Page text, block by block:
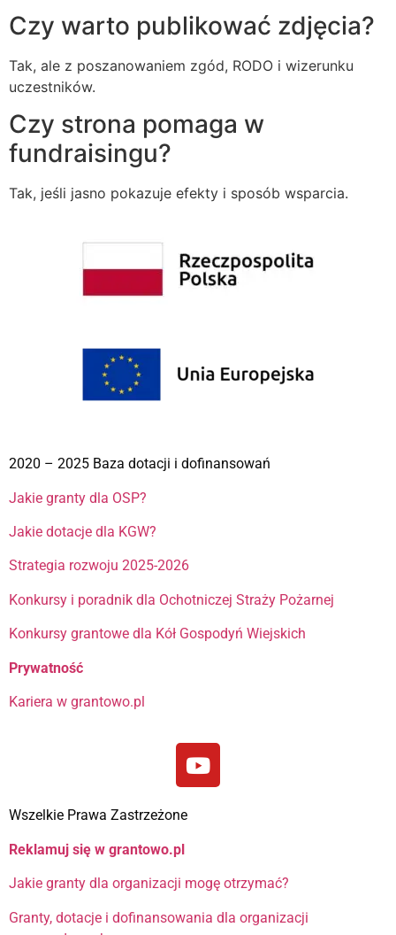
Czy warto publikować zdjęcia?
Tak, ale z poszanowaniem zgód, RODO i wizerunku
uczestników.
Czy strona pomaga w
fundraisingu?
Tak, jeśli jasno pokazuje efekty i sposób wsparcia.
2020 – 2025 Baza dotacji i dofinansowań
Jakie granty dla OSP?
Jakie dotacje dla KGW?
Strategia rozwoju 2025-2026
Konkursy i poradnik dla Ochotniczej Straży Pożarnej
Konkursy grantowe dla Kół Gospodyń Wiejskich
Prywatność
Kariera w grantowo.pl
Wszelkie Prawa Zastrzeżone
Reklamuj się w grantowo.pl
Jakie granty dla organizacji mogę otrzymać?
Granty, dotacje i dofinansowania dla organizacji